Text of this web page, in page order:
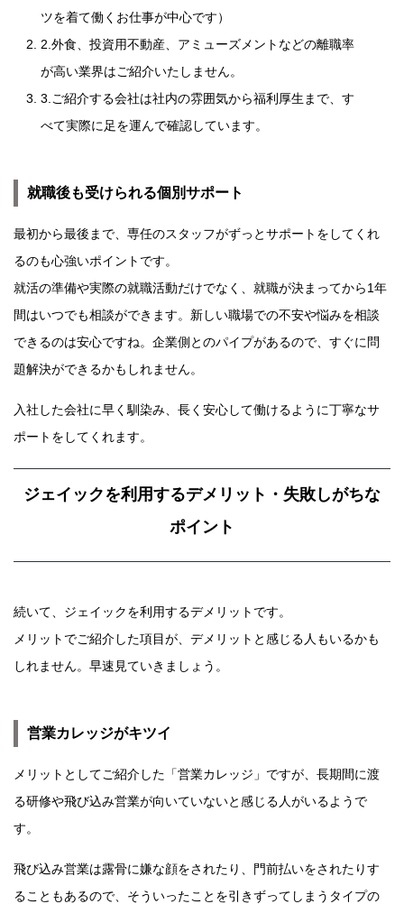
ツを着て働くお仕事が中心です）
2.外食、投資用不動産、アミューズメントなどの離職率
が高い業界はご紹介いたしません。
3.ご紹介する会社は社内の雰囲気から福利厚生まで、す
べて実際に足を運んで確認しています。
就職後も受けられる個別サポート
最初から最後まで、専任のスタッフがずっとサポートをしてくれ
るのも心強いポイントです。
就活の準備や実際の就職活動だけでなく、就職が決まってから1年
間はいつでも相談ができます。新しい職場での不安や悩みを相談
できるのは安心ですね。企業側とのパイプがあるので、すぐに問
題解決ができるかもしれません。
入社した会社に早く馴染み、長く安心して働けるように丁寧なサ
ポートをしてくれます。
ジェイックを利用するデメリット・失敗しがちな
ポイント
続いて、ジェイックを利用するデメリットです。
メリットでご紹介した項目が、デメリットと感じる人もいるかも
しれません。早速見ていきましょう。
営業カレッジがキツイ
メリットとしてご紹介した「営業カレッジ」ですが、長期間に渡
る研修や飛び込み営業が向いていないと感じる人がいるようで
す。
飛び込み営業は露骨に嫌な顔をされたり、門前払いをされたりす
ることもあるので、そういったことを引きずってしまうタイプの